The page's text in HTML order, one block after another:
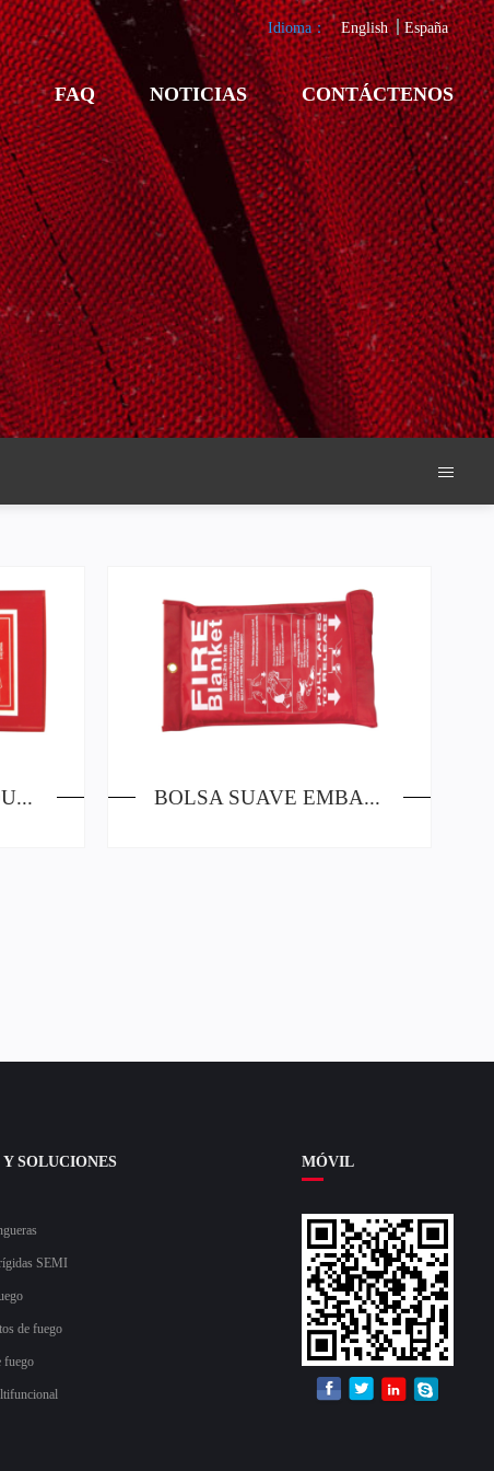
Idioma： English España
FAQ NOTICIAS CONTÁCTENOS
UNIDAD DE CAJA DURA EMBALAJES DE MANTAS DE FUEGO BOLSA SUAVE EMBALAJES DE MANTAS DE FUEGO
SOLUCIONES
SEMI
de fuego
fuego
MÓVIL